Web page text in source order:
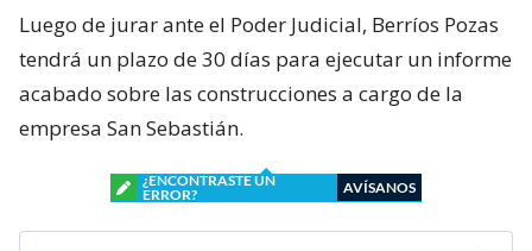
Luego de jurar ante el Poder Judicial, Berríos Pozas
tendrá un plazo de 30 días para ejecutar un informe
acabado sobre las construcciones a cargo de la
empresa San Sebastián.
¿ENCONTRASTE UN
ERROR?
AVÍSANOS